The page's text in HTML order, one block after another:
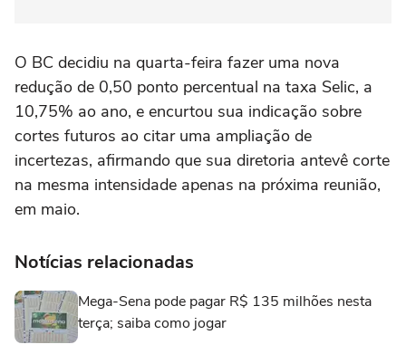
O BC decidiu na quarta-feira fazer uma nova
redução de 0,50 ponto percentual na taxa Selic, a
10,75% ao ano, e encurtou sua indicação sobre
cortes futuros ao citar uma ampliação de
incertezas, afirmando que sua diretoria antevê corte
na mesma intensidade apenas na próxima reunião,
em maio.
Notícias relacionadas
Mega-Sena pode pagar R$ 135 milhões nesta
terça; saiba como jogar